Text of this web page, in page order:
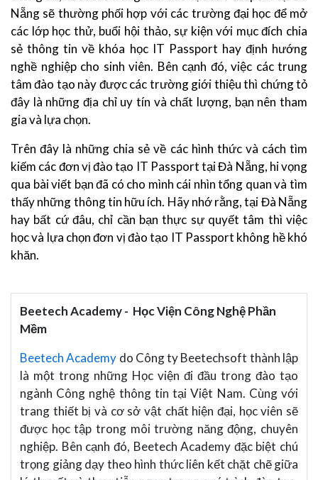
Nẵng sẽ thường phối hợp với các trường đại học để mở
các lớp học thử, buổi hội thảo, sự kiện với mục đích chia
sẻ thông tin về khóa học IT Passport hay định hướng
nghề nghiệp cho sinh viên. Bên cạnh đó, việc các trung
tâm đào tạo này được các trường giới thiệu thì chứng tỏ
đây là những địa chỉ uy tín và chất lượng, bạn nên tham
gia và lựa chọn.
Trên đây là những chia sẻ về các hình thức và cách tìm
kiếm các đơn vị đào tạo IT Passport tại Đà Nẵng, hi vọng
qua bài viết bạn đã có cho mình cái nhìn tổng quan và tìm
thấy những thông tin hữu ích. Hãy nhớ rằng, tại Đà Nẵng
hay bất cứ đâu, chỉ cần bạn thực sự quyết tâm thì việc
học và lựa chọn đơn vị đào tạo IT Passport không hề khó
khăn.
Beetech Academy - Học Viện Công Nghệ Phần
Mềm
Beetech Academy do Công ty Beetechsoft thành lập
là một trong những Học viện đi đầu trong đào tạo
ngành Công nghệ thông tin tại Việt Nam. Cùng với
trang thiết bị và cơ sở vật chất hiện đại, học viên sẽ
được học tập trong môi trường năng động, chuyên
nghiệp. Bên cạnh đó, Beetech Academy đặc biệt chú
trọng giảng dạy theo hình thức liên kết chặt chẽ giữa